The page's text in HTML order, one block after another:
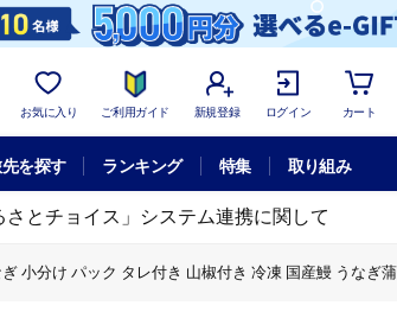
お気に入り ご利用ガイド 新規登録 ログイン カート
を探す ランキング 特集 取り組み
さとチョイス」システム連携に関して
小分け パック タレ付き 山椒付き 冷凍 国産鰻 うなぎ